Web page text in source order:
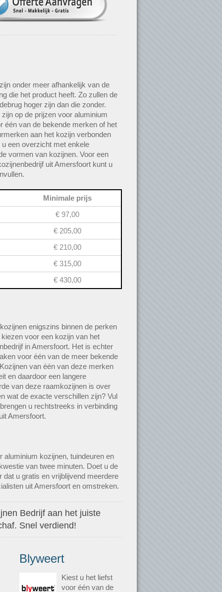
onder meer afhankelijk van de
die het product heeft. Zo zullen de
hoger zijn dan die zonder.
op de prijzen voor aluminium
één van de bekende merken of het
aan het kozijn verbonden
een overzicht met enkele
vormen van kozijnen. Voor een
uit Amersfoort kunt u
Minimale prijs
€ 97,00
€ 205,00
€ 210,00
€ 315,00
€ 430,00
enigszins binnen de perken
voor een kozijn van het
in Amersfoort. Het is echter
voor één van de meer bekende
van één van deze merken
en daardoor een langere
van deze raamkozijnen is over
wat de exacte verschillen zijn? Vul
u rechtstreeks in verbinding
Amersfoort.
aluminium kozijnen, tuindeuren en
van twee minuten. Doet u de
u gratis en vrijblijvend meerdere
uit Amersfoort en omstreken.
Bedrijf aan het juiste
Snel verdiend!
Blyweert
Kiest u het liefst
voor één van de